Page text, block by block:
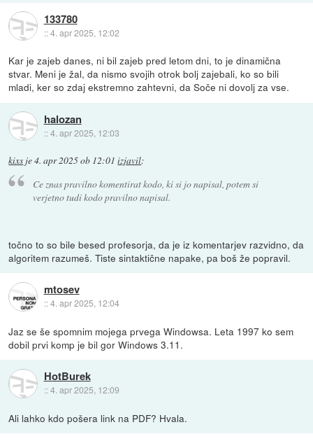
133780
::4. apr 2025, 12:02
Kar je zajeb danes, ni bil zajeb pred letom dni, to je dinamična
stvar. Meni je žal, da nismo svojih otrok bolj zajebali, ko so bili
mladi, ker so zdaj ekstremno zahtevni, da Soče ni dovolj za vse.
halozan
::4. apr 2025, 12:03
kixs je4. apr 2025 ob 12:01 izjavil:
Ce znas pravilno komentirat kodo, ki si jo napisal, potem si
verjetno tudi kodo pravilno napisal.
točno to so bile besed profesorja, da je iz komentarjev razvidno, da
algoritem razumeš. Tiste sintaktične napake, pa boš že popravil.
mtosev
::4. apr 2025, 12:04
Jaz se še spomnim mojega prvega Windowsa. Leta 1997 ko sem
dobil prvi komp je bil gor Windows 3.11.
HotBurek
::4. apr 2025, 12:09
Ali lahko kdo pošera link na PDF? Hvala.